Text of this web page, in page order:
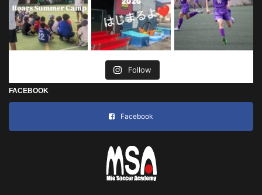
Follow
FACEBOOK
Facebook